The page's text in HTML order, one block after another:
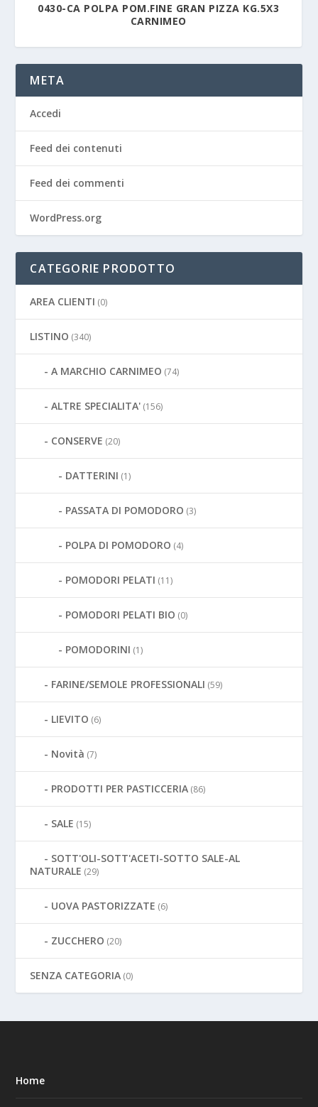
0430-CA POLPA POM.FINE GRAN PIZZA KG.5X3
CARNIMEO
META
Accedi
Feed dei contenuti
Feed dei commenti
WordPress.org
CATEGORIE PRODOTTO
AREA CLIENTI (0)
LISTINO (340)
A MARCHIO CARNIMEO (74)
ALTRE SPECIALITA' (156)
CONSERVE (20)
DATTERINI (1)
PASSATA DI POMODORO (3)
POLPA DI POMODORO (4)
POMODORI PELATI (11)
POMODORI PELATI BIO (0)
POMODORINI (1)
FARINE/SEMOLE PROFESSIONALI (59)
LIEVITO (6)
Novità (7)
PRODOTTI PER PASTICCERIA (86)
SALE (15)
SOTT'OLI-SOTT'ACETI-SOTTO SALE-AL
NATURALE (29)
UOVA PASTORIZZATE (6)
ZUCCHERO (20)
SENZA CATEGORIA (0)
Home